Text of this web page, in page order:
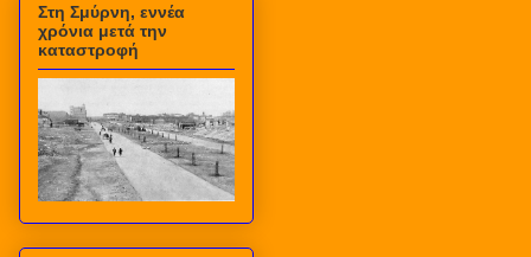
Στη Σμύρνη, εννέα
χρόνια μετά την
καταστροφή